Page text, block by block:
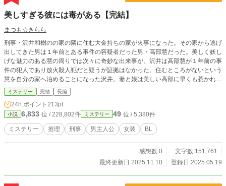
美しすぎる彼には毒がある【完結】
まつも☆きらら
刑事・沢井和樹のの家の隣に住む大金持ちの家が火事になった。その家から逃げ
出してきた男は１年前とある事件の容疑者だった男・高部慧だった。美しく妖し
げな魅力のある慧の周りでは次々に奇妙な出来事が。沢井は高部慧が１年前の事
件の犯人であり放火殺人犯だと疑うが証拠はなかった。住むところがないという
慧を自分の家へ泊めることになった沢井。妻と娘は美しい高部に早くも惹かれて
いた。そして沢井もまた、犯人だという疑いを持ちながらも慧に惹かれてい
く・・・・。
ミステリー 完結 長編
24h.ポイント 213pt
小説 6,833 位 / 228,802件 ミステリー 49 位 / 5,380件
ミステリー 推理 刑事 男主人公 女装 BL
感想数 0
文字数 151,761
最終更新日 2025.11.10
登録日 2025.05.19